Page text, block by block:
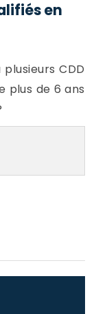
en
CDD
plus de 6 ans